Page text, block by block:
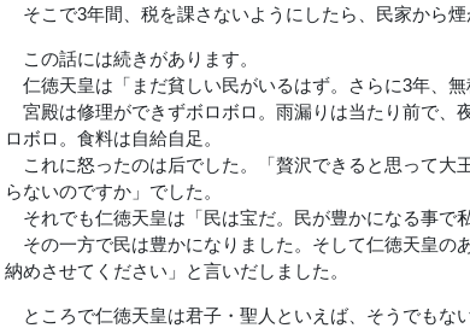
そこで3年間、税を課さないようにしたら、民家から煙
この話には続きがあります。
仁徳天皇は「まだ貧しい民がいるはず。さらに3年、無
宮殿は修理ができずボロボロ。雨漏りは当たり前で、
ロボロ。食料は自給自足。
これに怒ったのは后でした。「贅沢できると思って大
らないのですか」でした。
それでも仁徳天皇は「民は宝だ。民が豊かになる事で
その一方で民は豊かになりました。そして仁徳天皇の
納めさせてください」と言いだしました。
ところで仁徳天皇は君子・聖人といえば、そうでもな